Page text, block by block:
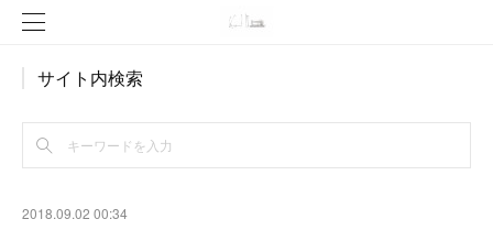
サイト内検索
2018.09.02 00:34